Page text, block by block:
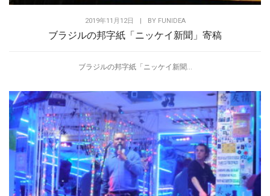
2019年11月12日 | BY FUNIDEA
ブラジルの邦字紙「ニッケイ新聞」寄稿
ブラジルの邦字紙「ニッケイ新聞...